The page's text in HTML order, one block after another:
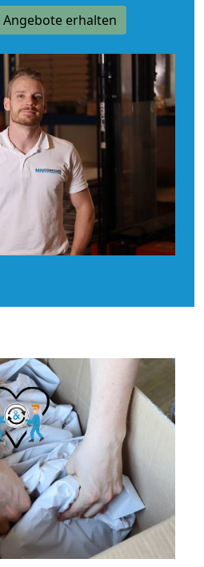
Angebote erhalten